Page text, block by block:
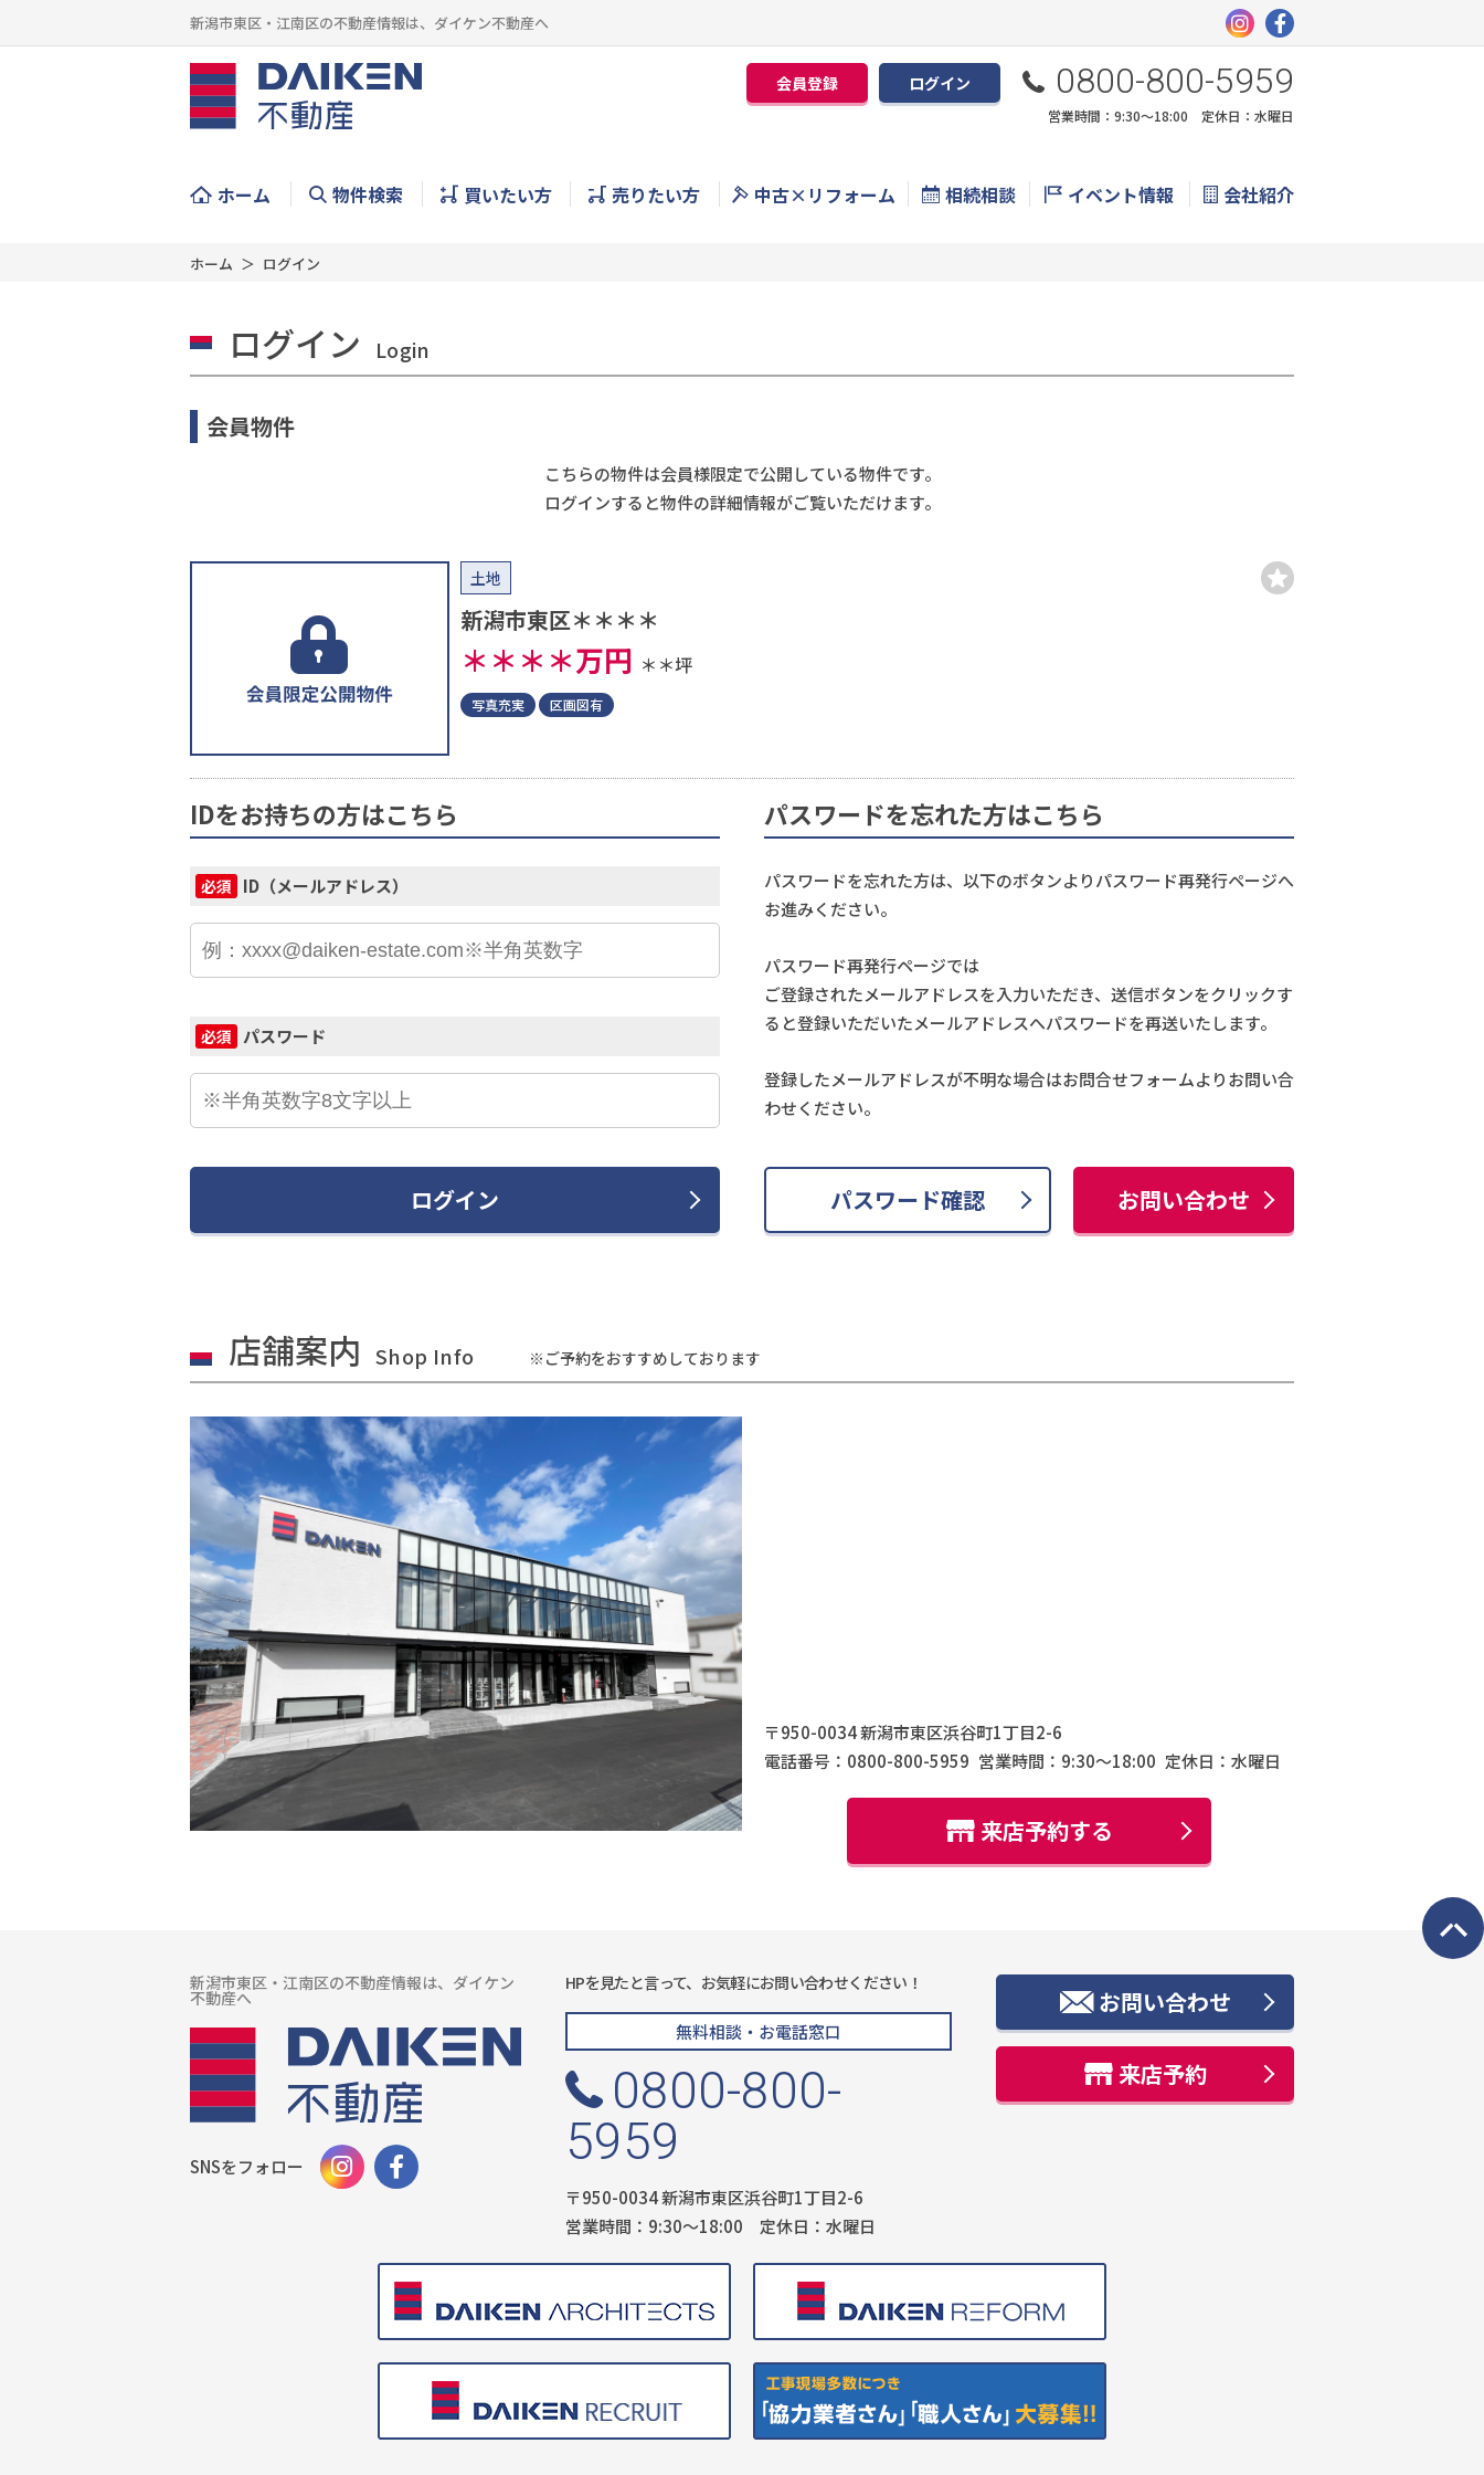
新潟市東区・江南区の不動産情報は、ダイケン不動産へ
会員登録 ログイン 0800-800-5959
営業時間：9:30〜18:00 定休日：水曜日
ホーム 物件検索 買いたい方 売りたい方 中古×リフォーム 相続相談 イベント情報 会社紹介
ホーム ログイン
ログイン Login
会員物件
こちらの物件は会員様限定で公開している物件です。
ログインすると物件の詳細情報がご覧いただけます。
土地
新潟市東区＊＊＊＊
＊＊＊＊万円 ＊＊坪
写真充実 区画図有
IDをお持ちの方はこちら
必須 ID（メールアドレス）
必須 パスワード
ログイン
パスワードを忘れた方はこちら
パスワードを忘れた方は、以下のボタンよりパスワード再発行ページへ
お進みください。
パスワード再発行ページでは
ご登録されたメールアドレスを入力いただき、送信ボタンをクリックす
ると登録いただいたメールアドレスへパスワードを再送いたします。
登録したメールアドレスが不明な場合はお問合せフォームよりお問い合
わせください。
パスワード確認 お問い合わせ
店舗案内 Shop Info ※ご予約をおすすめしております
〒950-0034 新潟市東区浜谷町1丁目2-6
電話番号：0800-800-5959 営業時間：9:30〜18:00 定休日：水曜日
来店予約する
新潟市東区・江南区の不動産情報は、ダイケン
不動産へ
SNSをフォロー
HPを見たと言って、お気軽にお問い合わせください！
無料相談・お電話窓口
0800-800-
5959
〒950-0034 新潟市東区浜谷町1丁目2-6
営業時間：9:30〜18:00 定休日：水曜日
お問い合わせ
来店予約